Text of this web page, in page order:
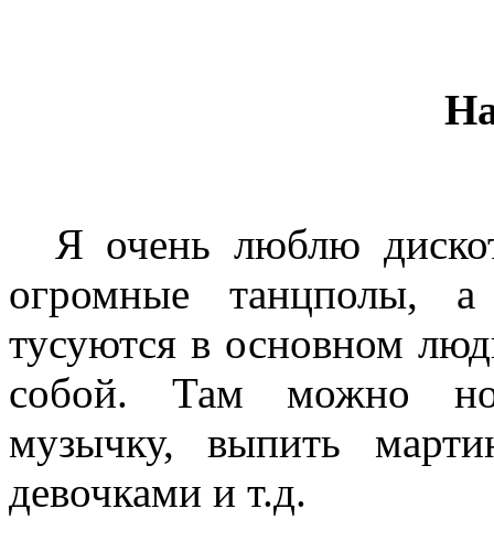
Я очень люблю
огромные танцполы,
тусуются в основном
собой. Там можно
музычку, выпить
девочками и т.д.